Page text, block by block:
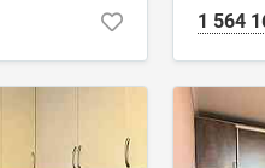
1 564